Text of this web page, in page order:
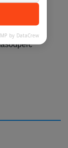
by DataCrew